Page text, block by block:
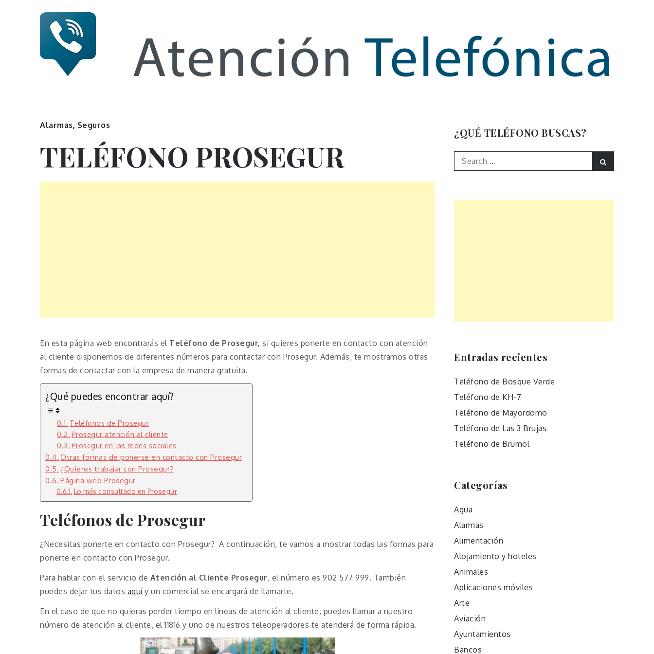
Numero de Información
Alarmas, Seguros
TELÉFONO PROSEGUR
En esta página web encontrarás elTeléfono de Prosegur, si quieres ponerte en contacto con atención
al cliente disponemos de diferentes números para contactar con Prosegur. Además, te mostramos otras
formas de contactar con la empresa de manera gratuita.
¿Qué puedes encontrar aquí?
Teléfonos de Prosegur
Prosegur atención al cliente
Prosegur en las redes sociales
Otras formas de ponerse en contacto con Prosegur
¿Quieres trabajar con Prosegur?
Página web Prosegur
Lo más consultado en Prosegur
Teléfonos de Prosegur
¿Necesitas ponerte en contacto con Prosegur? A continuación, te vamos a mostrar todas las formas para
ponerte en contacto con Prosegur.
Para hablar con el servicio de Atención al Cliente Prosegur, el número es 902 577 999. También
puedes dejar tus datos aquíy un comercial se encargará de llamarte.
En el caso de que no quieras perder tiempo en líneas de atención al cliente, puedes llamar a nuestro
número de atención al cliente, el 11816 y uno de nuestros teleoperadores te atenderá de forma rápida.
¿QUÉ TELÉFONO BUSCAS?
Search
for:
Entradas recientes
Teléfono de Bosque Verde
Teléfono de KH-7
Teléfono de Mayordomo
Teléfono de Las 3 Brujas
Teléfono de Brumol
Categorías
Agua
Alarmas
Alimentación
Alojamiento y hoteles
Animales
Aplicaciones móviles
Arte
Aviación
Ayuntamientos
Bancos